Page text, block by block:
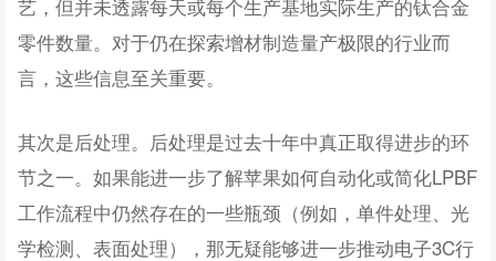
艺，但并未透露每天或每个生产基地实际生产的钛合金
零件数量。对于仍在探索增材制造量产极限的行业而
言，这些信息至关重要。
其次是后处理。后处理是过去十年中真正取得进步的环
节之一。如果能进一步了解苹果如何自动化或简化LPBF
工作流程中仍然存在的一些瓶颈（例如，单件处理、光
学检测、表面处理），那无疑能够进一步推动电子3C行